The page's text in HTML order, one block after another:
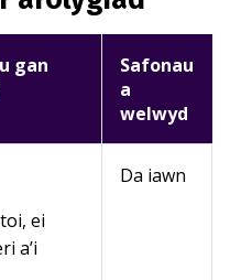
gan
Safonau
a
welwyd
ei
a’i
Da iawn